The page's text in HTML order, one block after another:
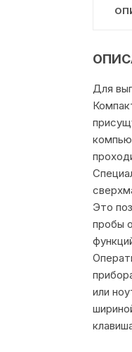
Для
Это
пробы
или